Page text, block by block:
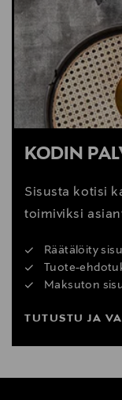
Digitaalinen osoite
info@vm-carpet.fi
Avainsanat
nukkamatto,
KODIN
Sisusta kotisi
toimiviksi
Räätälöity
Tuote-
Maksuton
TUTUSTU JA